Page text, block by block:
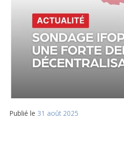
Publié le 31 août 2025